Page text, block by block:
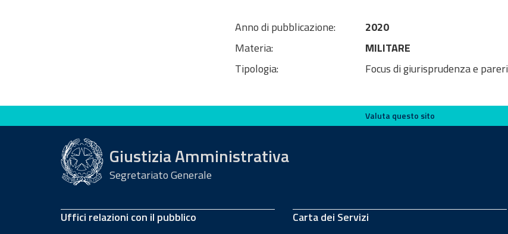
Anno di pubblicazione:
2020
Materia:
MILITARE
Tipologia:
Focus di giurisprudenza e pareri
Valuta questo sito Valuta questo sito
Giustizia Amministrativa
Segretariato Generale
Uffici relazioni con il pubblico Carta dei Servizi